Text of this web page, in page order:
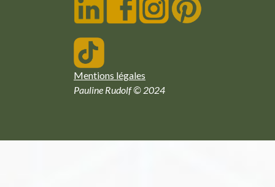
Mentions légales
Pauline Rudolf © 2024